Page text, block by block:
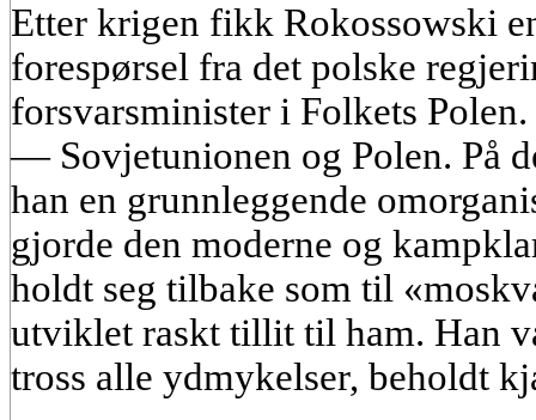
Etter krigen fikk Rokossowski
forespørsel fra det polske
forsvarsminister i Folkets
— Sovjetunionen og Polen. På
han en grunnleggende
gjorde den moderne og
holdt seg tilbake som til
utviklet raskt tillit til ham. Han
tross alle ydmykelser, beholdt